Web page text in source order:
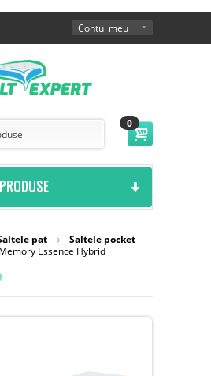
Contul meu
0
pat
Saltele pocket
Essence Hybrid